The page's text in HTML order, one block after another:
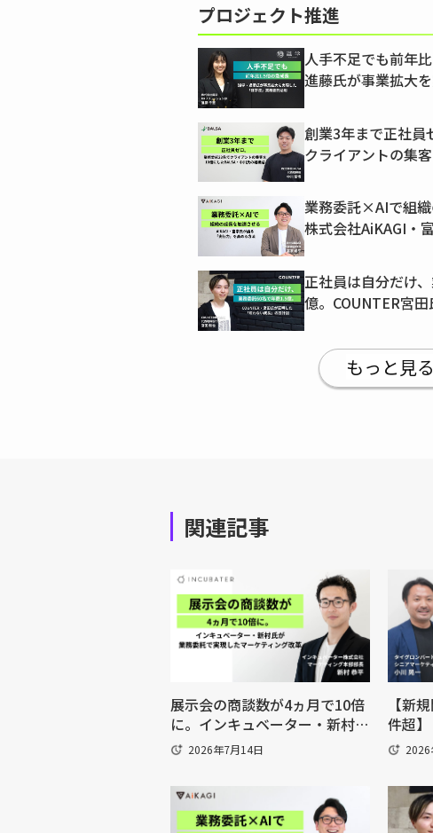
える同社は、LINEと連携して使えるマー
ケテ…
プロジェクト推進
人手不足でも前年
進藤氏が事業拡大
創業3年まで正社員
クライアントの集
業務委託×AIで組織
株式会社AiKAGI・
正社員は自分だけ
億。COUNTER宮
もっと見る
関連記事
展示会の商談数が4ヵ月で10倍
に。インキュベーター・新村氏
が業務委託で実現したマーケテ
2026年7月14日
【新
件超
委託2026